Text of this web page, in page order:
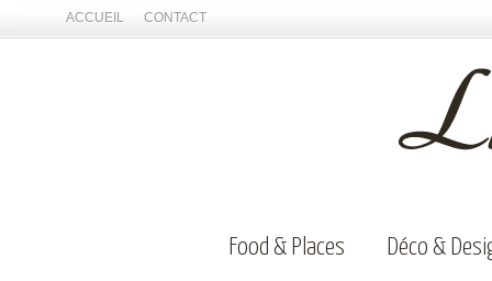
ACCUEIL CONTACT
Food & Places Déco &